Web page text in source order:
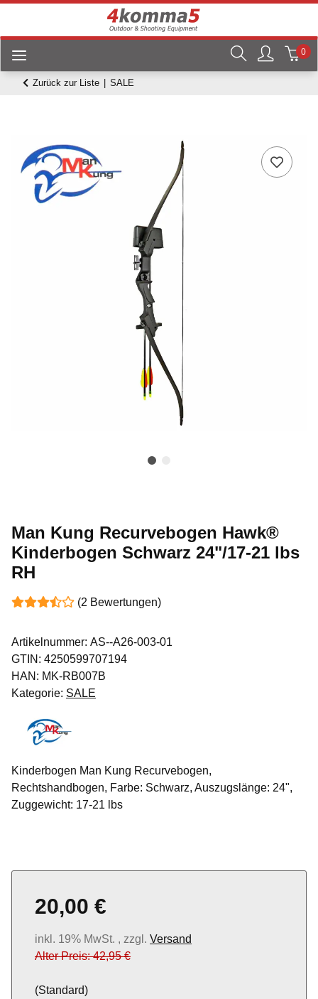
0
Zurück zur Liste SALE
Man Kung Recurvebogen Hawk®
Kinderbogen Schwarz 24"/17-21 lbs
RH
(2 Bewertungen)
Artikelnummer: AS--A26-003-01
GTIN: 4250599707194
HAN: MK-RB007B
Kategorie: SALE
Kinderbogen Man Kung Recurvebogen,
Rechtshandbogen, Farbe: Schwarz, Auszugslänge: 24",
Zuggewicht: 17-21 lbs
20,00 €
inkl. 19% MwSt. , zzgl. Versand
Alter Preis: 42,95 €
(Standard)